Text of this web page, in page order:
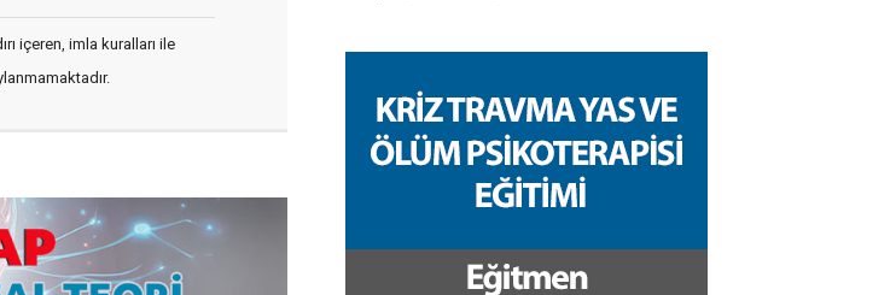
içeren, imla kuralları ile